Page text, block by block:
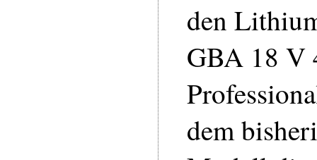
den
GBA 18 V
dem